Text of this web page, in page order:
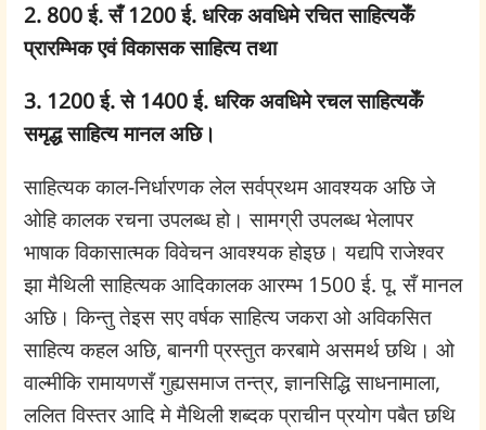
2. 800 ई. सँ 1200 ई. धरिक अवधिमे रचित साहित्यकेँ
प्रारम्भिक एवं विकासक साहित्य तथा
3. 1200 ई. से 1400 ई. धरिक अवधिमे रचल साहित्यकेँ
समृद्ध साहित्य मानल अछि।
साहित्यक काल-निर्धारणक लेल सर्वप्रथम आवश्यक अछि जे
ओहि कालक रचना उपलब्ध हो। सामग्री उपलब्ध भेलापर
भाषाक विकासात्मक विवेचन आवश्यक होइछ। यद्यपि राजेश्वर
झा मैथिली साहित्यक आदिकालक आरम्भ 1500 ई. पू. सँ मानल
अछि। किन्तु तेइस सए वर्षक साहित्य जकरा ओ अविकसित
साहित्य कहल अछि, बानगी प्रस्तुत करबामे असमर्थ छथि। ओ
वाल्मीकि रामायणसँ गुह्यसमाज तन्त्र, ज्ञानसिद्धि साधनामाला,
ललित विस्तर आदि मे मैथिली शब्दक प्राचीन प्रयोग पबैत छथि